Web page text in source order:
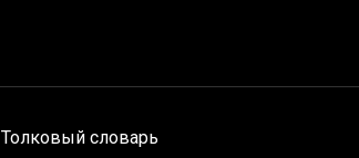
Толковый словарь